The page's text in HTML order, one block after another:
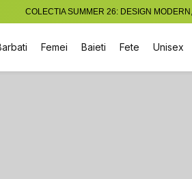
COLECTIA SUMMER 26: DESIGN
Femei Baieti Fete Unisex